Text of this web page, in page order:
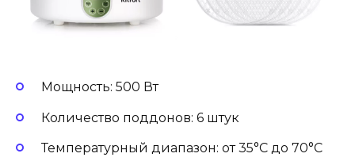
Мощность: 500 Вт
Количество поддонов: 6 штук
Температурный диапазон: от 35°C до 70°C